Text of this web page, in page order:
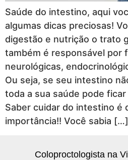
Saúde do intestino, aqui
algumas dicas preciosas!
digestão e nutrição o trato
também é responsável por
neurológicas,
Ou seja, se seu intestino
toda a sua saúde pode
Saber cuidar do intestino é
importância!! Você sabia […]
Coloproctologista na